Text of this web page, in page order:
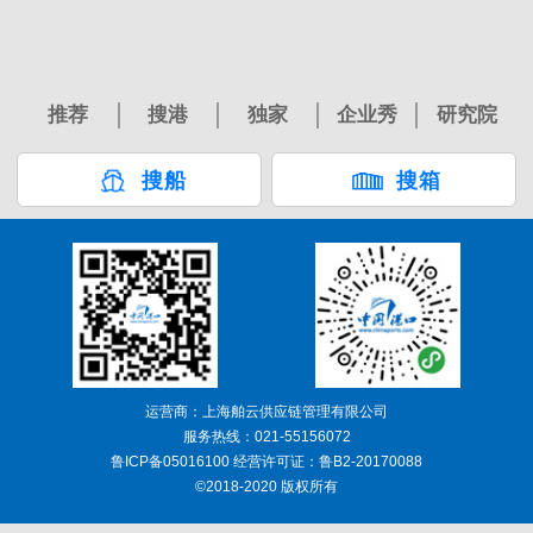
推荐 搜港 独家 企业秀 研究院
搜船 搜箱
运营商：上海舶云供应链管理有限公司
服务热线：021-55156072
鲁ICP备05016100 经营许可证：鲁B2-20170088
©2018-2020 版权所有